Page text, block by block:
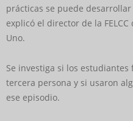
prácticas se puede
explicó el director de la
Uno.
Se investiga si los
tercera persona y si usaron
ese episodio.